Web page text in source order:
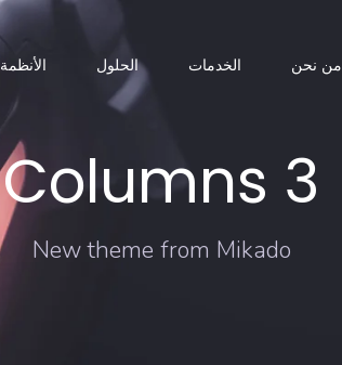
من نحن الخدمات الحلول الأنظمة
3 Columns
New theme from Mikado